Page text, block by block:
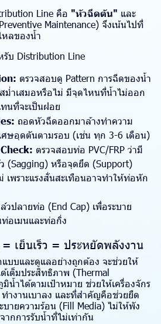
Line คือ "หัวฉีดตัน" และ
Maintenance) จึงเน้นไปที่
หลของน้ำ
รับ Distribution Line
ตรวจสอบดู Pattern การฉีดของน้ำ
ม่ำเสมอหรือไม่ มีจุดไหนที่น้ำไม่ออก
นที่จะเป็นฝอย
ถอดหัวฉีดออกมาล้างทำความ
ศษอุดตันตามรอบ (เช่น ทุก 3-6 เดือน)
ตรวจสอบท่อ PVC/FRP ว่ามี
(Sagging) หรือจุดยึด (Support)
พราะแรงสั่นสะเทือนอาจทำให้ท่อหัก
ล์วปลายท่อ (End Cap) เพื่อระบาย
อเมนและท่อกิ่ง
เย็นเร็ว = ประหยัดพลังงาน
บบและดูแลอย่างถูกต้อง จะช่วยให้
เต็มประสิทธิภาพ (Thermal
น้ำได้ตามเป้าหมาย ช่วยให้เครื่องจักร
ำงานเบาลง และที่สำคัญคือช่วยยืด
บายความร้อน (Fill Media) ไม่ให้พัง
ากการรับน้ำที่ไม่เท่ากัน